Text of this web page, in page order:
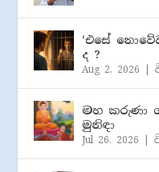
‘එසේ
ද ?
Aug 2, 2026 |
මහ කරුණා
මුනිඳා
Jul 26, 2026 |